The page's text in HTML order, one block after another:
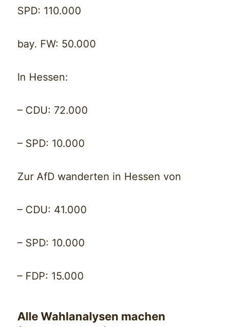
SPD: 110.000
bay. FW: 50.000
In Hessen:
– CDU: 72.000
– SPD: 10.000
Zur AfD wanderten in Hessen von
– CDU: 41.000
– SPD: 10.000
– FDP: 15.000
Alle Wahlanalysen machen